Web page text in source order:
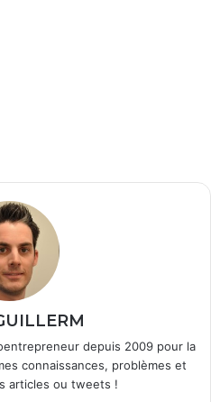
depuis 2009 pour la
connaissances, problèmes et
articles ou tweets !